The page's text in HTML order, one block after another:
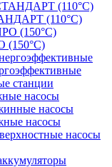
(110°C)
(150°C)
станции
насосы
насосы
насосы
насосы